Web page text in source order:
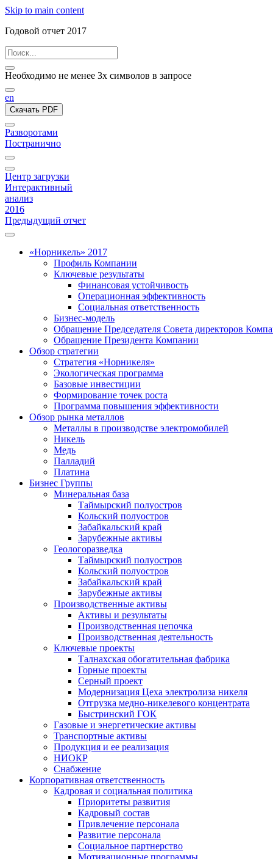
Skip to main content
Годовой отчет 2017
Необходимо не менее 3х символов в запросе
en
Скачать PDF
Разворотами
Постранично
Центр загрузки
Интерактивный
анализ
2016
Предыдущий отчет
«Норникель» 2017
Профиль Компании
Ключевые результаты
Финансовая устойчивость
Операционная эффективность
Социальная ответственность
Бизнес-модель
Обращение Председателя Совета директоров
Обращение Президента Компании
Обзор стратегии
Стратегия «Норникеля»
Экологическая программа
Базовые инвестиции
Формирование точек роста
Программа повышения эффективности
Обзор рынка металлов
Металлы в производстве электромобилей
Никель
Медь
Палладий
Платина
Бизнес Группы
Минеральная база
Таймырский полуостров
Кольский полуостров
Забайкальский край
Зарубежные активы
Геологоразведка
Таймырский полуостров
Кольский полуостров
Забайкальский край
Зарубежные активы
Производственные активы
Активы и результаты
Производственная цепочка
Производственная деятельность
Ключевые проекты
Талнахская обогатительная фабрика
Горные проекты
Серный проект
Модернизация Цеха электролиза никеля
Отгрузка медно-никелевого концентрата
Быстринский ГОК
Газовые и энергетические активы
Транспортные активы
Продукция и ее реализация
НИОКР
Снабжение
Корпоративная ответственность
Кадровая и социальная политика
Приоритеты развития
Кадровый состав
Привлечение персонала
Развитие персонала
Социальное партнерство
Мотивационные программы